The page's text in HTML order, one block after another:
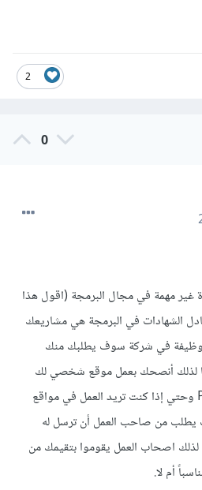
2
0
غير مهمة في مجال البرمجة (اقول هذا
الشهادات في البرمجة هي مشاريعك
وظيفة في شركة سوف يطلبك منك
لذلك أنصحك بعمل موقع شخصي لك
تنشر عليه مشاريعك Portfolio وحتي إذا كنت تريد العمل في مواقع
يطلب من صاحب العمل أن ترسل له
اصحاب العمل يقوموا بتقيمك من
أم لا.